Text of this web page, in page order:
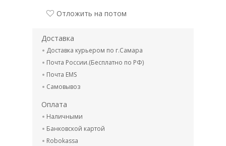
Отложить на потом
Доставка
Доставка курьером по г.Самара
Почта России.(Бесплатно по РФ)
Почта EMS
Самовывоз
Оплата
Наличными
Банковской картой
Robokassa